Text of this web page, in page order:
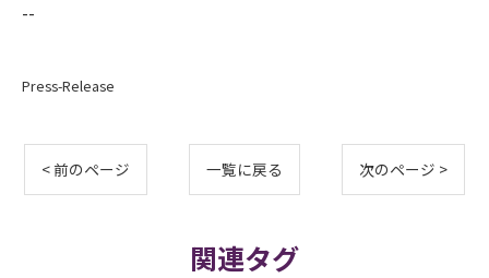
--
Press-Release
< 前のページ 一覧に戻る 次のページ >
関連タグ